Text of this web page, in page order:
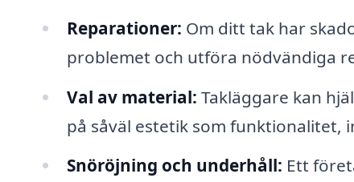
Reparationer: Om ditt tak har
problemet och utföra nödvändiga
Val av material: Takläggare kan
på såväl estetik som funktionalitet,
Snöröjning och underhåll: Ett